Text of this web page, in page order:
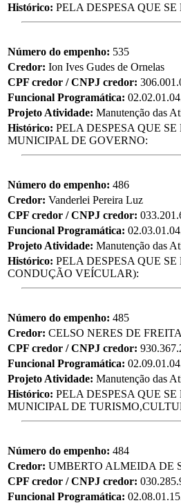
Histórico: PELA DESPESA QUE
Número do empenho: 535
Credor: Ion Ives Gudes de Ornelas
CPF credor / CNPJ credor:
Funcional Programática:
Projeto Atividade: Manutenção das
Histórico: PELA DESPESA QUE
MUNICIPAL DE GOVERNO:
Número do empenho: 486
Credor: Vanderlei Pereira Luz
CPF credor / CNPJ credor:
Funcional Programática:
Projeto Atividade: Manutenção das
Histórico: PELA DESPESA QUE
CONDUÇÃO VEÍCULAR):
Número do empenho: 485
Credor: CELSO NERES DE
CPF credor / CNPJ credor:
Funcional Programática:
Projeto Atividade: Manutenção das
Histórico: PELA DESPESA QUE
MUNICIPAL DE
Número do empenho: 484
Credor: UMBERTO ALMEIDA DE
CPF credor / CNPJ credor:
Funcional Programática: